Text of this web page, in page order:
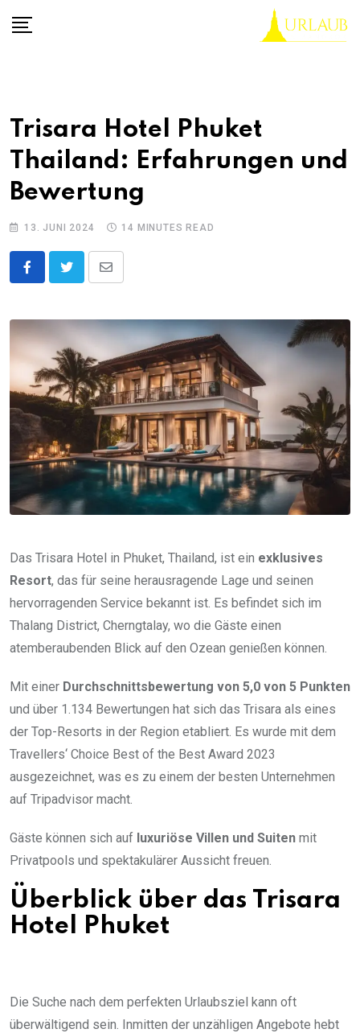
Trisara Hotel Phuket
Thailand: Erfahrungen und
Bewertung
13. JUNI 2024 14 MINUTES READ
Share
Email
Das Trisara Hotel in Phuket, Thailand, ist ein exklusives
Resort, das für seine herausragende Lage und seinen
hervorragenden Service bekannt ist. Es befindet sich im
Thalang District, Cherngtalay, wo die Gäste einen
atemberaubenden Blick auf den Ozean genießen können.
Mit einer Durchschnittsbewertung von 5,0 von 5 Punkten
und über 1.134 Bewertungen hat sich das Trisara als eines
der Top-Resorts in der Region etabliert. Es wurde mit dem
Travellers‘ Choice Best of the Best Award 2023
ausgezeichnet, was es zu einem der besten Unternehmen
auf Tripadvisor macht.
Gäste können sich auf luxuriöse Villen und Suiten mit
Privatpools und spektakulärer Aussicht freuen.
Überblick über das Trisara
Hotel Phuket
Die Suche nach dem perfekten Urlaubsziel kann oft
überwältigend sein. Inmitten der unzähligen Angebote hebt